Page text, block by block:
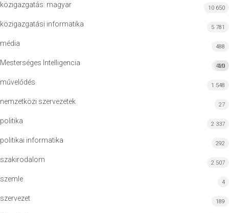
közigazgatás: magyar 10 650
közigazgatási informatika 5 781
média 488
Mesterséges Intelligencia MI
420
művelődés 1 548
nemzetközi szervezetek 27
politika 2 337
politikai informatika 292
szakirodalom 2 507
szemle 4
szervezet 189